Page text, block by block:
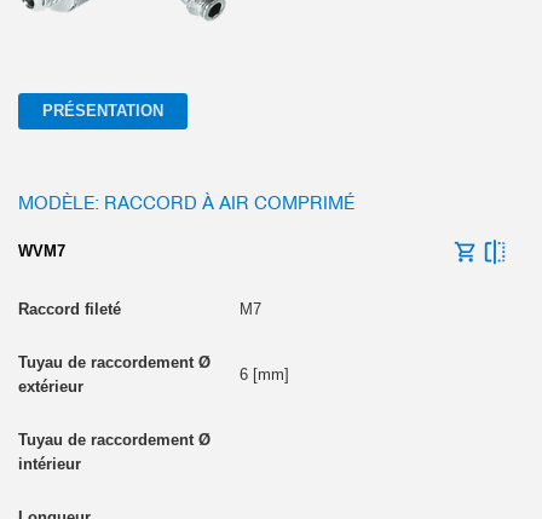
PRÉSENTATION
MODÈLE: RACCORD À AIR COMPRIMÉ
WVM7
M7
6 [mm]